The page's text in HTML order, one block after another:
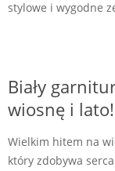
stylowe i wygodne
Biały
wiosnę i lato!
Wielkim hitem na
który zdobywa